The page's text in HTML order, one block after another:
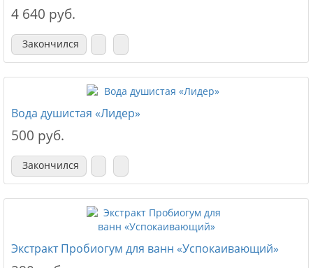
4 640 руб.
Закончился
Вода душистая «Лидер»
500 руб.
Закончился
Экстракт Пробиогум для ванн «Успокаивающий»